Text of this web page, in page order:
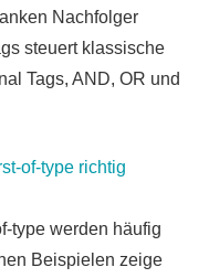
Nachfolger
steuert klassische
Tags, AND, OR und
of-type richtig
type werden häufig
Beispielen zeige